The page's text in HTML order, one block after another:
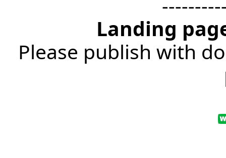
Landing
Please publish with